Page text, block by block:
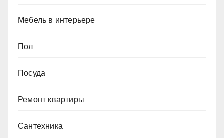
Мебель в интерьере
Пол
Посуда
Ремонт квартиры
Сантехника